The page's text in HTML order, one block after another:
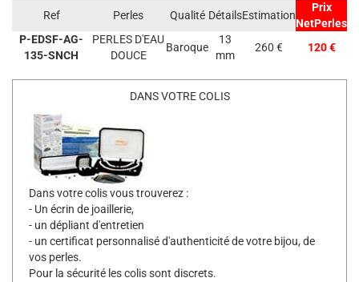
Ref Perles Qualité DétailsEstimation
Prix
NetPerles
P-EDSF-AG-
135-SNCH
PERLES D'EAU
DOUCE
Baroque
13
mm
260 € 120 €
DANS VOTRE COLIS
Dans votre colis vous trouverez :
- Un écrin de joaillerie,
- un dépliant d'entretien
- un certificat personnalisé d'authenticité de votre bijou, de
vos perles.
Pour la sécurité les colis sont discrets.